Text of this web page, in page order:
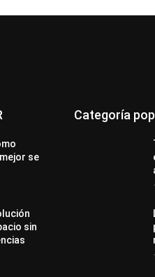
se
sin
Categoría